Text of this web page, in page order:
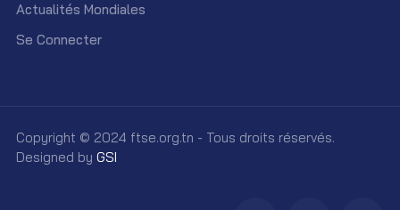
Actualités Mondiales
Se Connecter
Copyright © 2024 ftse.org.tn - Tous droits réservés.
Designed by GSI